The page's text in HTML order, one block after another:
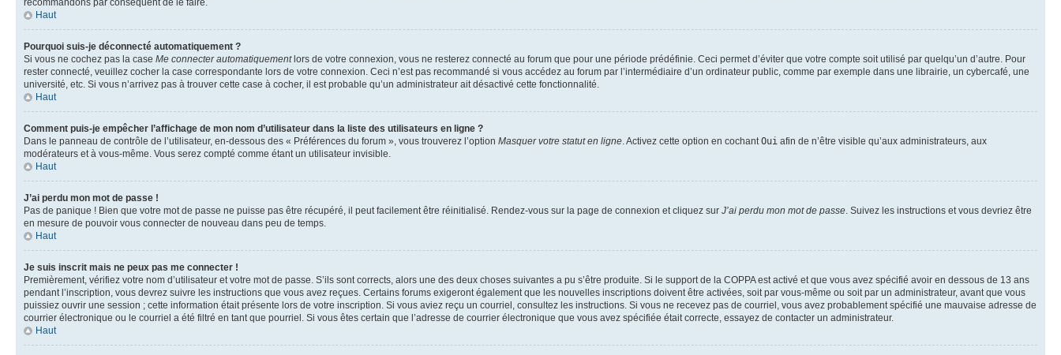
Haut
Pourquoi suis-je déconnecté automatiquement ?
Si vous ne cochez pas la case Me connecter automatiquementlors de votre connexion, vous ne resterez connecté au forum que pour une période prédéfinie. Ceci permet d’éviter que votre compte soit utilisé par quelqu’un d’autre. Pour
rester connecté, veuillez cocher la case correspondante lors de votre connexion. Ceci n’est pas recommandé si vous accédez au forum par l’intermédiaire d’un ordinateur public, comme par exemple dans une librairie, un cybercafé, une
université, etc. Si vous n’arrivez pas à trouver cette case à cocher, il est probable qu’un administrateur ait désactivé cette fonctionnalité.
Haut
Comment puis-je empêcher l’affichage de mon nom d’utilisateur dans la liste des utilisateurs en ligne ?
Dans le panneau de contrôle de l’utilisateur, en-dessous des « Préférences du forum », vous trouverez l’option Masquer votre statut en ligne . Activez cette option en cochant Oui afin de n’être visible qu’aux administrateurs, aux
modérateurs et à vous-même. Vous serez compté comme étant un utilisateur invisible.
Haut
J’ai perdu mon mot de passe !
Pas de panique ! Bien que votre mot de passe ne puisse pas être récupéré, il peut facilement être réinitialisé. Rendez-vous sur la page de connexion et cliquez sur J’ai perdu mon mot de passe . Suivez les instructions et vous devriez être
en mesure de pouvoir vous connecter de nouveau dans peu de temps.
Haut
Je suis inscrit mais ne peux pas me connecter !
Premièrement, vérifiez votre nom d’utilisateur et votre mot de passe. S’ils sont corrects, alors une des deux choses suivantes a pu s’être produite. Si le support de la COPPA est activé et que vous avez spécifié avoir en dessous de 13 ans
pendant l’inscription, vous devrez suivre les instructions que vous avez reçues. Certains forums exigeront également que les nouvelles inscriptions doivent être activées, soit par vous-même ou soit par un administrateur, avant que vous
puissiez ouvrir une session ; cette information était présente lors de votre inscription. Si vous aviez reçu un courriel, consultez les instructions. Si vous ne recevez pas de courriel, vous avez probablement spécifié une mauvaise adresse de
courrier électronique ou le courriel a été filtré en tant que pourriel. Si vous êtes certain que l’adresse de courrier électronique que vous avez spécifiée était correcte, essayez de contacter un administrateur.
Haut